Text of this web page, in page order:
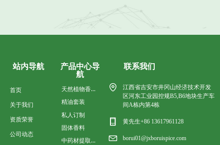
首页
关于我们
资质荣誉
公司动态
站内导航
天然植物香料油
精油套装
私人订制
固体香料
中药材提取香料油
产品中心导
航
联系我们
江西省吉安市井冈山经济技术开发
区河东工业园控规B5,B6地块生产车
间A栋内第4栋
黄先生+86 13617961128
borui01@jxboruispice.com